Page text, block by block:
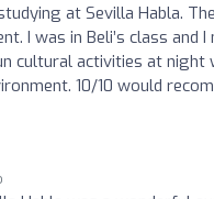
at Sevilla Habla.
I was in Beli’s class
cultural activities at
10/10 would